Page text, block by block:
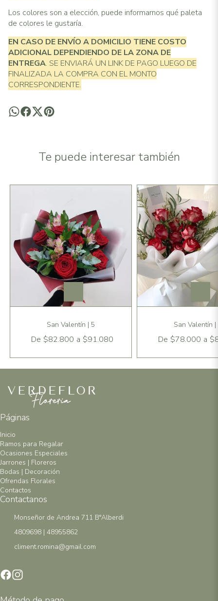
Los colores son a elección, puede informarnos qué paleta
de colores le gustaría.
EN CASO DE ENVÍO A DOMICILIO TIENE COSTO
ADICIONAL DEPENDIENDO DE LA ZONA DE
ENTREGA. SE ENVIARÁ UN LINK DE PAGO LUEGO DE
FINALIZADA LA COMPRA CON EL MONTO
CORRESPONDIENTE.
Te puede interesar también
San Valentín | 5
De $82.800 a $91.080
San Valentín |
De $78.000 a
Páginas
Inicio
Ramos para Regalar
Ocasiones Especiales
Jarrones | Floreros
Bodas | Decoración
Ofrendas Florales
Contactos
Contactanos
Monseñor de Andrea 711 B°Alberdi
4809698 | 48955862
climent.romina@gmail.com